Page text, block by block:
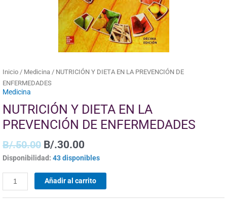
Inicio / Medicina / NUTRICIÓN Y DIETA EN LA PREVENCIÓN DE
ENFERMEDADES
Medicina
NUTRICIÓN Y DIETA EN LA
PREVENCIÓN DE ENFERMEDADES
B/.50.00 B/.30.00
Disponibilidad: 43 disponibles
Añadir al carrito